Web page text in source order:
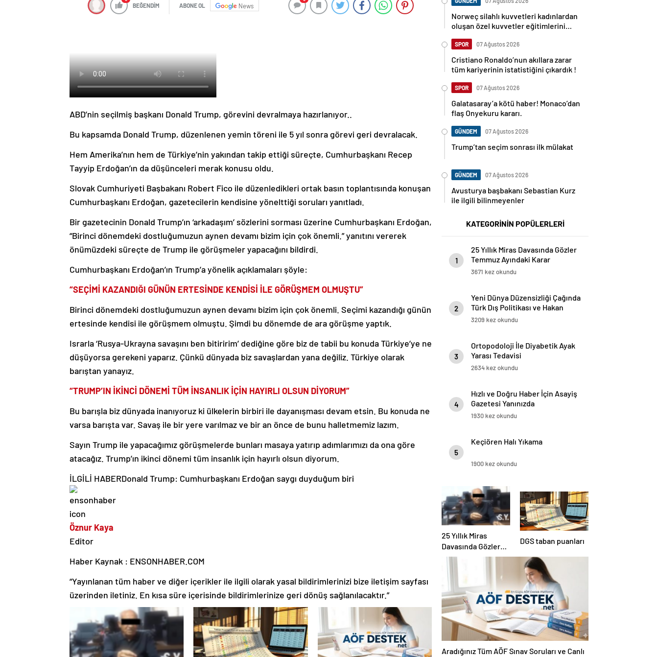
BEĞENDİM ABONE OL News
ABD’nin seçilmiş başkanı Donald Trump, görevini devralmaya hazırlanıyor..
Bu kapsamda Donald Trump, düzenlenen yemin töreni ile 5 yıl sonra görevi geri devralacak.
Hem Amerika’nın hem de Türkiye’nin yakından takip ettiği süreçte, Cumhurbaşkanı Recep
Tayyip Erdoğan’ın da düşünceleri merak konusu oldu.
Slovak Cumhuriyeti Başbakanı Robert Fico ile düzenledikleri ortak basın toplantısında konuşan
Cumhurbaşkanı Erdoğan, gazetecilerin kendisine yönelttiği soruları yanıtladı.
Bir gazetecinin Donald Trump’ın ‘arkadaşım’ sözlerini sorması üzerine Cumhurbaşkanı Erdoğan,
“Birinci dönemdeki dostluğumuzun aynen devamı bizim için çok önemli.” yanıtını vererek
önümüzdeki süreçte de Trump ile görüşmeler yapacağını bildirdi.
Cumhurbaşkanı Erdoğan’ın Trump’a yönelik açıklamaları şöyle:
“SEÇİMİ KAZANDIĞI GÜNÜN ERTESİNDE KENDİSİ İLE GÖRÜŞMEM OLMUŞTU”
Birinci dönemdeki dostluğumuzun aynen devamı bizim için çok önemli. Seçimi kazandığı günün
ertesinde kendisi ile görüşmem olmuştu. Şimdi bu dönemde de ara görüşme yaptık.
Israrla ‘Rusya-Ukrayna savaşını ben bitiririm’ dediğine göre biz de tabii bu konuda Türkiye’ye ne
düşüyorsa gerekeni yaparız. Çünkü dünyada biz savaşlardan yana değiliz. Türkiye olarak
barıştan yanayız.
“TRUMP’IN İKİNCİ DÖNEMİ TÜM İNSANLIK İÇİN HAYIRLI OLSUN DİYORUM”
Bu barışla biz dünyada inanıyoruz ki ülkelerin birbiri ile dayanışması devam etsin. Bu konuda ne
varsa barışta var. Savaş ile bir yere varılmaz ve bir an önce de bunu halletmemiz lazım.
Sayın Trump ile yapacağımız görüşmelerde bunları masaya yatırıp adımlarımızı da ona göre
atacağız. Trump’ın ikinci dönemi tüm insanlık için hayırlı olsun diyorum.
İLGİLİ HABERDonald Trump: Cumhurbaşkanı Erdoğan saygı duyduğum biri
Öznur Kaya
Editor
Haber Kaynak : ENSONHABER.COM
“Yayınlanan tüm haber ve diğer içerikler ile ilgili olarak yasal bildirimlerinizi bize iletişim sayfası
üzerinden iletiniz. En kısa süre içerisinde bildirimlerinize geri dönüş sağlanılacaktır.”
Norweç silahlı kuvvetleri kadınlardan
oluşan özel kuvvetler eğitimlerini
SPOR 07 Ağustos 2026
Cristiano Ronaldo’nun akıllara zarar
tüm kariyerinin istatistiğini çıkardık !
SPOR 07 Ağustos 2026
Galatasaray’a kötü haber! Monaco’dan
flaş Onyekuru kararı.
GÜNDEM 07 Ağustos 2026
Trump’tan seçim sonrası ilk mülakat
GÜNDEM 07 Ağustos 2026
Avusturya başbakanı Sebastian Kurz
ile ilgili bilinmeyenler
KATEGORİNİN POPÜLERLERİ
1
25 Yıllık Miras Davasında Gözler
Temmuz Ayındaki Karar
Duruşmasına Çevrildi
3671 kez okundu
2
Yeni Dünya Düzensizliği Çağında
Türk Dış Politikası ve Hakan
Fidan Faktörü
3209 kez okundu
3
Ortopodoloji İle Diyabetik Ayak
Yarası Tedavisi
2634 kez okundu
4
Hızlı ve Doğru Haber İçin Asayiş
Gazetesi Yanınızda
1930 kez okundu
5
Keçiören Halı Yıkama
1900 kez okundu
25 Yıllık Miras
Davasında Gözler
Temmuz Ayındaki
Çevrildi
DGS taban puanları
Aradığınız Tüm AÖF Sınav Soruları ve Canlı